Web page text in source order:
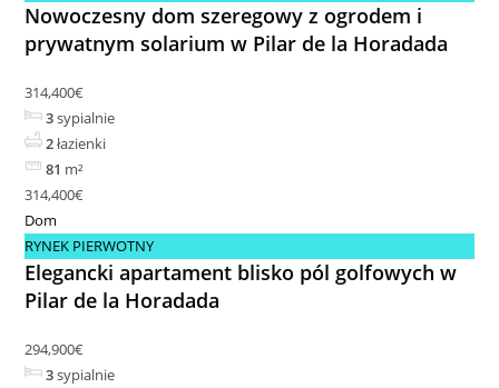
Nowoczesny dom szeregowy z ogrodem i
prywatnym solarium w Pilar de la Horadada
314,400€
3sypialnie
2łazienki
81 m²
314,400€
Dom
RYNEK PIERWOTNY
Elegancki apartament blisko pól golfowych w
Pilar de la Horadada
294,900€
3sypialnie